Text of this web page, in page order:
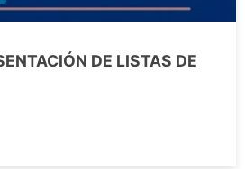
DE LISTAS DE